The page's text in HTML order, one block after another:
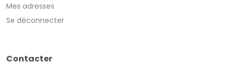
Mes adresses
Se déconnecter
Contacter